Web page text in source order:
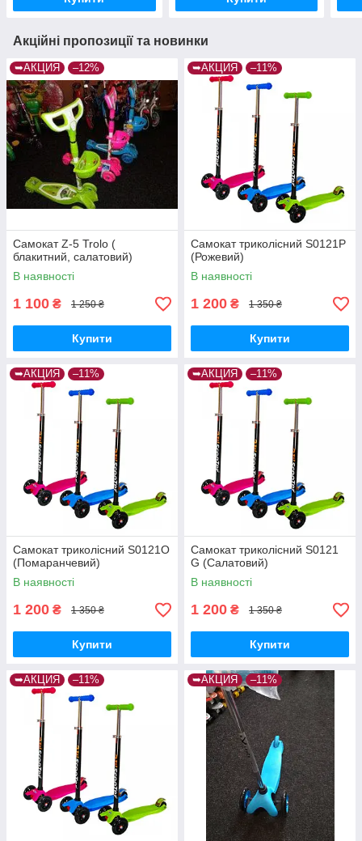
Акційні пропозиції та новинки
➥АКЦИЯ –12%
Самокат Z-5 Trolo (
блакитний, салатовий)
В наявності
1 100 ₴ 1 250 ₴
Купити
➥АКЦИЯ –11%
Самокат триколісний S0121P
(Рожевий)
В наявності
1 200 ₴ 1 350 ₴
Купити
➥АКЦИЯ –11%
Самокат триколісний S0121O
(Помаранчевий)
В наявності
1 200 ₴ 1 350 ₴
Купити
➥АКЦИЯ –11%
Самокат триколісний S0121
G (Салатовий)
В наявності
1 200 ₴ 1 350 ₴
Купити
➥АКЦИЯ –11% ➥АКЦИЯ –11%